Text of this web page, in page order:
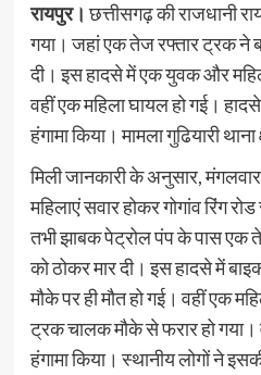
रायपुर।छत्तीसगढ़ की राजधानी
गया। जहां एक तेज रफ्तार ट्रक ने
दी। इस हादसे में एक युवक और
वहीं एक महिला घायल हो गई।
हंगामा किया। मामला गुढियारी
मिली जानकारी के अनुसार,
महिलाएं सवार होकर गोगांव रिंग
तभी झाबक पेट्रोल पंप के पास एक
को ठोकर मार दी। इस हादसे में
मौके पर ही मौत हो गई। वहीं एक
ट्रक चालक मौके से फरार हो गया।
हंगामा किया। स्थानीय लोगों ने